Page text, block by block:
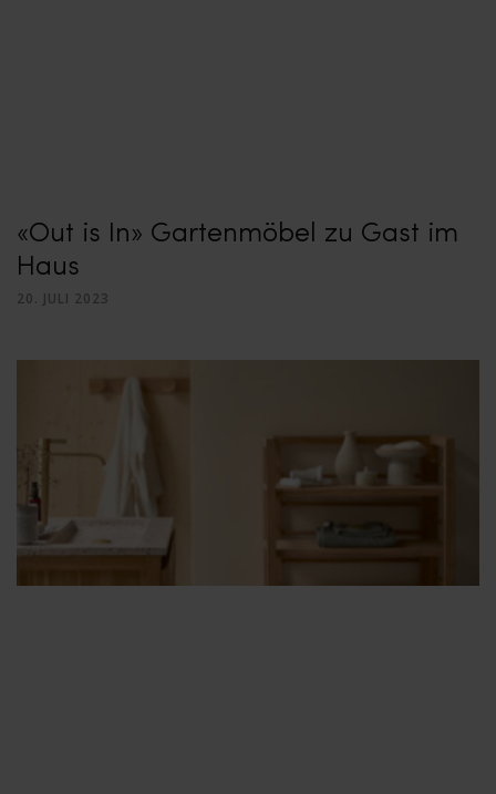
«Out is In» Gartenmöbel zu Gast im
Haus
20. JULI 2023